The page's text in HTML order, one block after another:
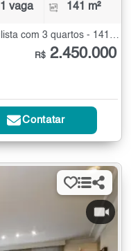
1 vaga 141 m²
R$ 2.450.000
Contatar